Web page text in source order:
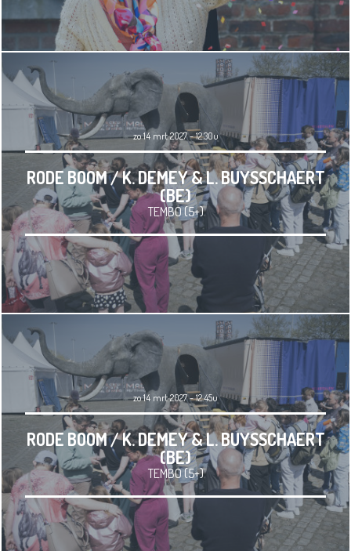
zo 14 mrt 2027 - 12.30u
RODE BOOM / K. DEMEY & L. BUYSSCHAERT
(BE)
TEMBO (5+)
zo 14 mrt 2027 - 12.45u
RODE BOOM / K. DEMEY & L. BUYSSCHAERT
(BE)
TEMBO (5+)